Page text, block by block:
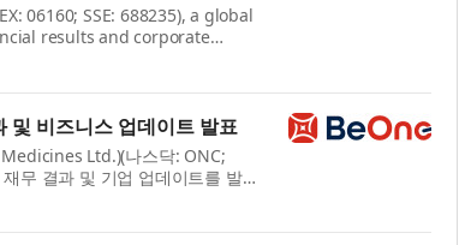
06160; SSE: 688235), a global
results and corporate
V. Oyler, Co-Founder,
및 비즈니스 업데이트 발표
Ltd.)(나스닥: ONC;
무 결과 및 기업 업데이트를 발표
오일러(John V. Oyler)는 “이번 2